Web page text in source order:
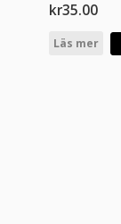
kr35.00
Läs mer